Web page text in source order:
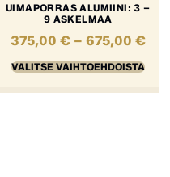
UIMAPORRAS ALUMIINI: 3 –
9 ASKELMAA
375,00 € – 675,00 €
VALITSE VAIHTOEHDOISTA